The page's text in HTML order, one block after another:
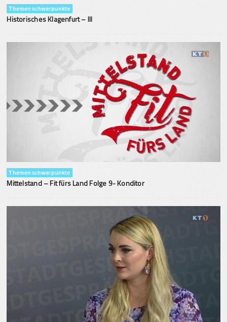
Themenschwerpunkte
Historisches Klagenfurt – III
Themenschwerpunkte
Mittelstand – Fit fürs Land Folge 9- Konditor